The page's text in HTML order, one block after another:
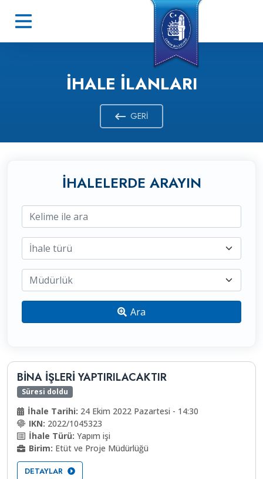
İHALE İLANLARI
GERI
İHALELERDE ARAYIN
İhale türü
Müdürlük
Ara
BİNA İŞLERİ YAPTIRILACAKTIR
Süresi doldu
İhale Tarihi: 24 Ekim 2022 Pazartesi - 14:30
IKN: 2022/1045323
İhale Türü: Yapım işi
Birim: Etüt ve Proje Müdürlüğü
DETAYLAR